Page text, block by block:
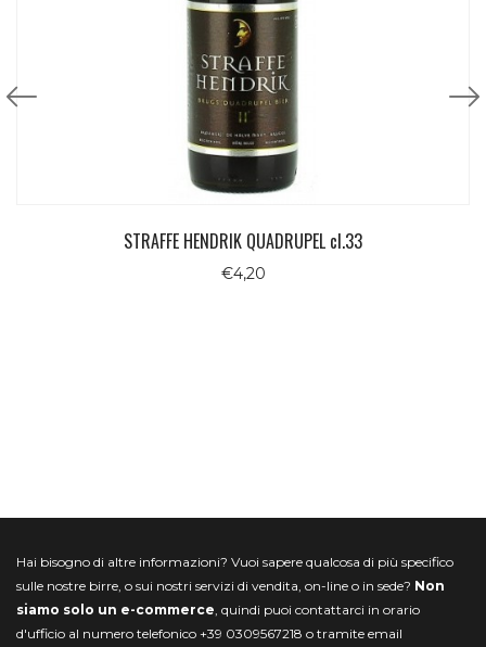
STRAFFE HENDRIK QUADRUPEL cl.33
€4,20
Hai bisogno di altre informazioni? Vuoi sapere qualcosa di più specifico
sulle nostre birre, o sui nostri servizi di vendita, on-line o in sede? Non
siamo solo un e-commerce , quindi puoi contattarci in orario
d'ufficio al numero telefonico +39 0309567218 o tramite email